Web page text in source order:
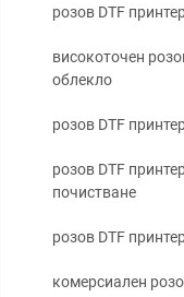
розов DTF
високоточен
облекло
розов DTF
розов DTF
почистване
розов DTF
комерсиален